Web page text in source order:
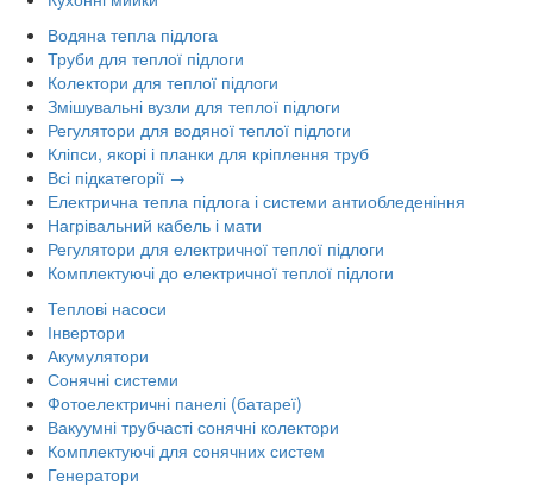
Водяна тепла підлога
Труби для теплої підлоги
Колектори для теплої підлоги
Змішувальні вузли для теплої підлоги
Регулятори для водяної теплої підлоги
Кліпси, якорі і планки для кріплення труб
Всі підкатегорії →
Електрична тепла підлога і системи антиобледеніння
Нагрівальний кабель і мати
Регулятори для електричної теплої підлоги
Комплектуючі до електричної теплої підлоги
Теплові насоси
Інвертори
Акумулятори
Сонячні системи
Фотоелектричні панелі (батареї)
Вакуумні трубчасті сонячні колектори
Комплектуючі для сонячних систем
Генератори